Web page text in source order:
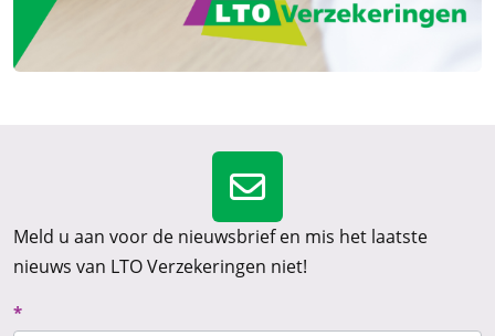
Meld u aan voor de nieuwsbrief en mis het laatste
nieuws van LTO Verzekeringen niet!
Nieuwsbrief
*